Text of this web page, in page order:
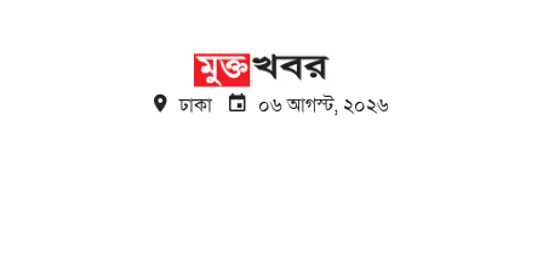
ঢাকা ০৬ আগস্ট, ২০২৬